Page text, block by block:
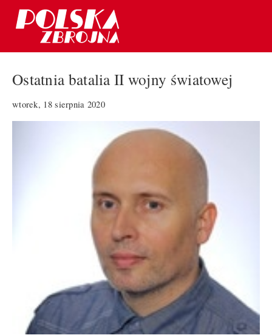
Ostatnia batalia II wojny światowej
wtorek, 18 sierpnia 2020